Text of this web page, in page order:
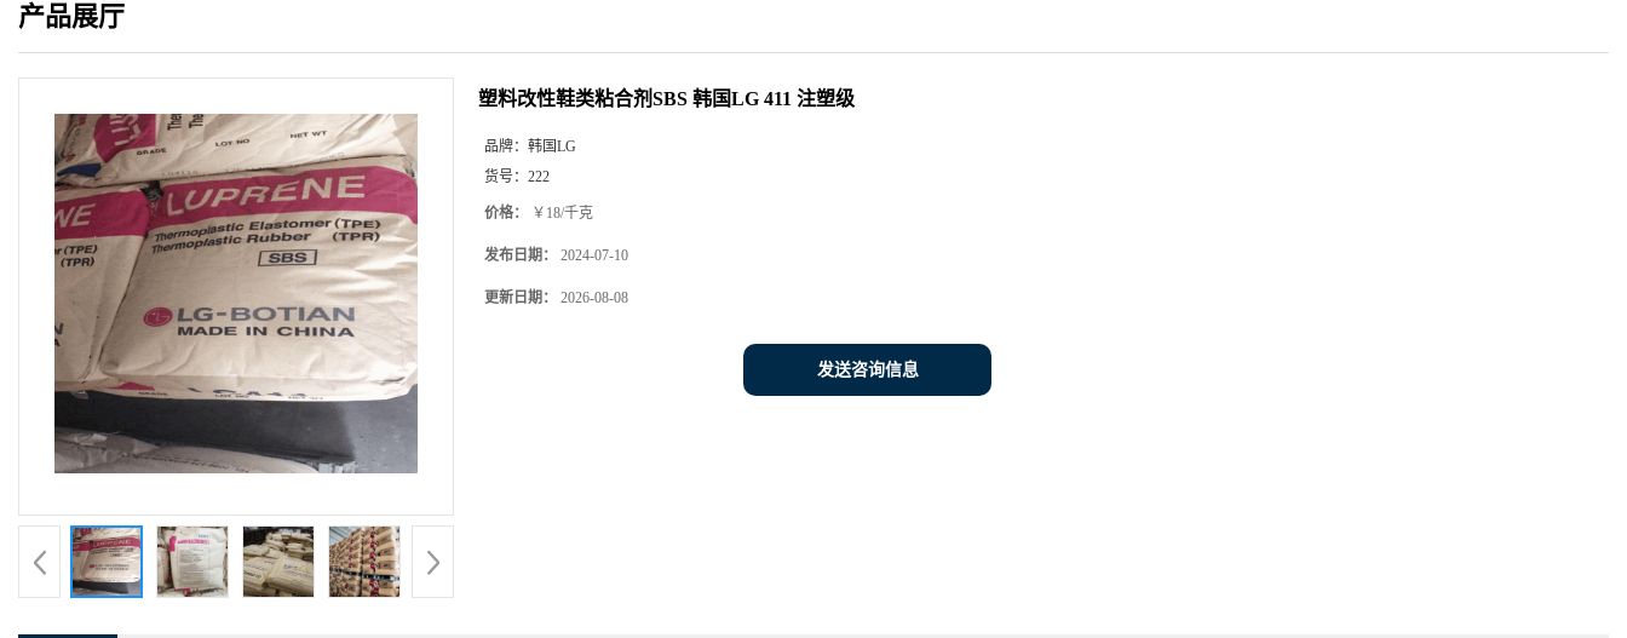
产品展厅
塑料改性鞋类粘合剂SBS 韩国LG 411 注塑级
品牌： 韩国LG
货号： 222
价格： ￥18/千克
发布日期： 2024-07-10
更新日期： 2026-08-08
发送咨询信息